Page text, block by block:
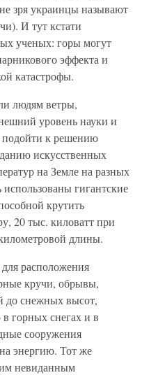
зря украинцы называют
И тут кстати
ученых: горы могут
эффекта и
катастрофы.
людям ветры,
уровень науки и
подойти к решению
искусственных
на Земле на разных
гигантские
крутить
20 тыс. киловатт при
длины.
расположения
кручи, обрывы,
до снежных высот,
в горных снегах и в
сооружения
энергию. Тот же
невиданным